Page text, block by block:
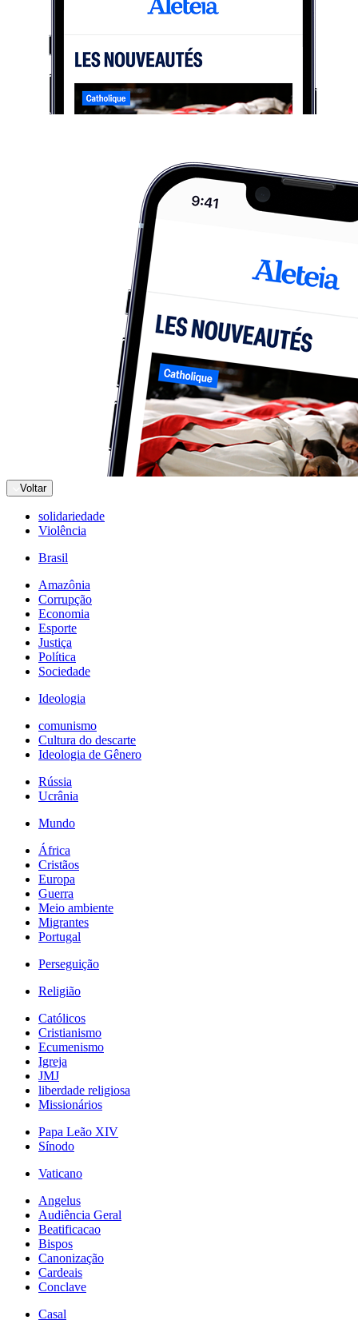
Voltar
solidariedade
Violência
Brasil
Amazônia
Corrupção
Economia
Esporte
Justiça
Política
Sociedade
Ideologia
comunismo
Cultura do descarte
Ideologia de Gênero
Rússia
Ucrânia
Mundo
África
Cristãos
Europa
Guerra
Meio ambiente
Migrantes
Portugal
Perseguição
Religião
Católicos
Cristianismo
Ecumenismo
Igreja
JMJ
liberdade religiosa
Missionários
Papa Leão XIV
Sínodo
Vaticano
Angelus
Audiência Geral
Beatificacao
Bispos
Canonização
Cardeais
Conclave
Casal